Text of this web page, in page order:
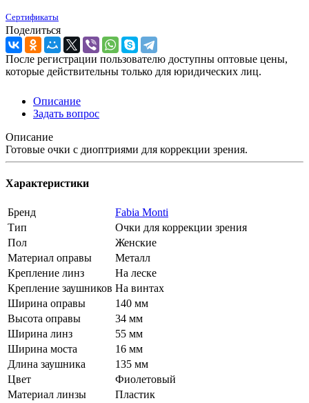
Сертификаты
Поделиться
После регистрации пользователю доступны оптовые цены,
которые действительны только для юридических лиц.
Описание
Задать вопрос
Описание
Готовые очки с диоптриями для коррекции зрения.
Характеристики
Бренд
Fabia Monti
Тип
Очки для коррекции зрения
Пол
Женские
Материал оправы
Металл
Крепление линз
На леске
Крепление заушников На винтах
Ширина оправы
140 мм
Высота оправы
34 мм
Ширина линз
55 мм
Ширина моста
16 мм
Длина заушника
135 мм
Цвет
Фиолетовый
Материал линзы
Пластик